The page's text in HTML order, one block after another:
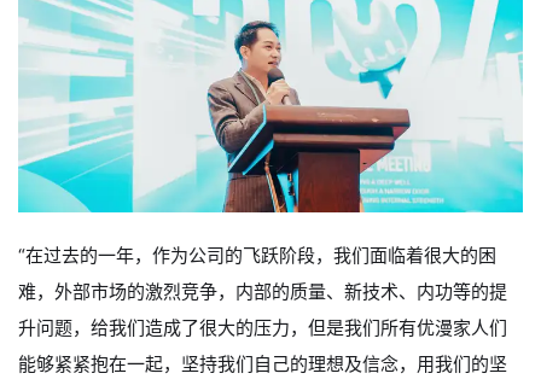
“在过去的一年，作为公司的飞跃阶段，我们面临着很大的困
难，外部市场的激烈竞争，内部的质量、新技术、内功等的提
升问题，给我们造成了很大的压力，但是我们所有优漫家人们
能够紧紧抱在一起，坚持我们自己的理想及信念，用我们的坚